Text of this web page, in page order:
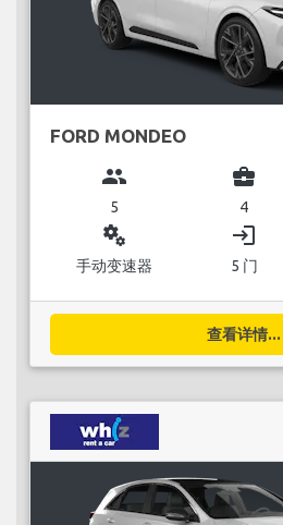
FORD MONDEO
group
5
business_center
4
miscellaneous_services
手动变速器
login
5 门
查看详情...